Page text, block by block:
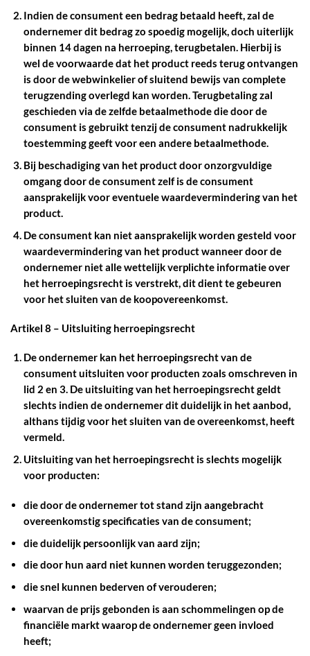
Indien de consument een bedrag betaald heeft, zal de
ondernemer dit bedrag zo spoedig mogelijk, doch uiterlijk
binnen 14 dagen na herroeping, terugbetalen. Hierbij is
wel de voorwaarde dat het product reeds terug ontvangen
is door de webwinkelier of sluitend bewijs van complete
terugzending overlegd kan worden. Terugbetaling zal
geschieden via de zelfde betaalmethode die door de
consument is gebruikt tenzij de consument nadrukkelijk
toestemming geeft voor een andere betaalmethode.
Bij beschadiging van het product door onzorgvuldige
omgang door de consument zelf is de consument
aansprakelijk voor eventuele waardevermindering van het
product.
De consument kan niet aansprakelijk worden gesteld voor
waardevermindering van het product wanneer door de
ondernemer niet alle wettelijk verplichte informatie over
het herroepingsrecht is verstrekt, dit dient te gebeuren
voor het sluiten van de koopovereenkomst.
Artikel 8 – Uitsluiting herroepingsrecht
De ondernemer kan het herroepingsrecht van de
consument uitsluiten voor producten zoals omschreven in
lid 2 en 3. De uitsluiting van het herroepingsrecht geldt
slechts indien de ondernemer dit duidelijk in het aanbod,
althans tijdig voor het sluiten van de overeenkomst, heeft
vermeld.
Uitsluiting van het herroepingsrecht is slechts mogelijk
voor producten:
die door de ondernemer tot stand zijn aangebracht
overeenkomstig specificaties van de consument;
die duidelijk persoonlijk van aard zijn;
die door hun aard niet kunnen worden teruggezonden;
die snel kunnen bederven of verouderen;
waarvan de prijs gebonden is aan schommelingen op de
financiële markt waarop de ondernemer geen invloed
heeft;